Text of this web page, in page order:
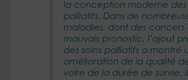
la conception moderne des
palliatifs. Dans de
maladies, dont des cancers
mauvais pronostic, l’ajout
des soins palliatifs a montré
amélioration de la qualité
voire de la durée de survie.